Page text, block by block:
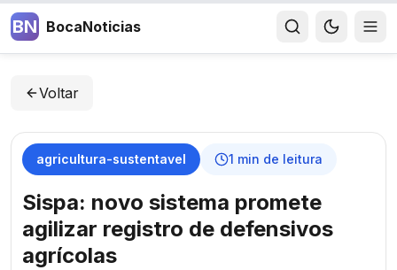
BN BocaNoticias
Voltar
agricultura-sustentavel 1 min de leitura
Sispa: novo sistema promete
agilizar registro de defensivos
agrícolas